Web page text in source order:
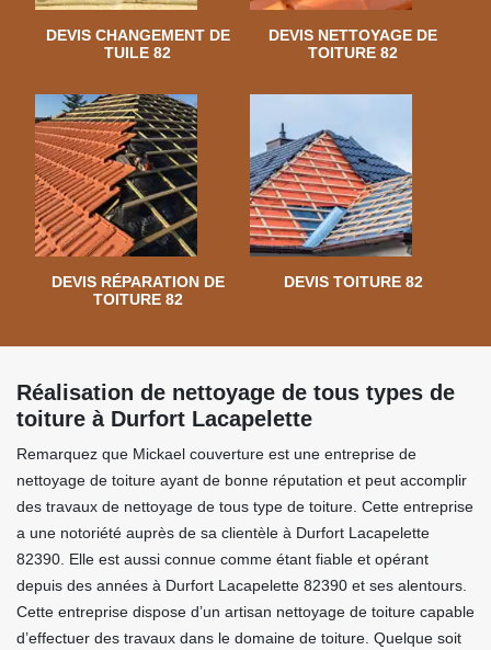
DEVIS CHANGEMENT DE
TUILE 82
DEVIS NETTOYAGE DE
TOITURE 82
DEVIS RÉPARATION DE
TOITURE 82
DEVIS TOITURE 82
Réalisation de nettoyage de tous types de
toiture à Durfort Lacapelette
Remarquez que Mickael couverture est une entreprise de
nettoyage de toiture ayant de bonne réputation et peut accomplir
des travaux de nettoyage de tous type de toiture. Cette entreprise
a une notoriété auprès de sa clientèle à Durfort Lacapelette
82390. Elle est aussi connue comme étant fiable et opérant
depuis des années à Durfort Lacapelette 82390 et ses alentours.
Cette entreprise dispose d’un artisan nettoyage de toiture capable
d’effectuer des travaux dans le domaine de toiture. Quelque soit